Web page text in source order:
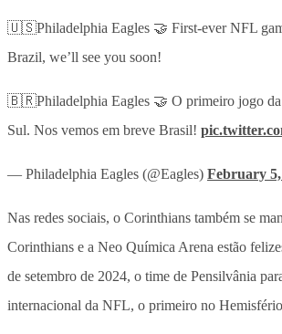
🇺🇸Philadelphia Eagles 🤝 First-ever NFL
Brazil, we’ll see you soon!
🇧🇷Philadelphia Eagles 🤝 O primeiro jogo
Sul. Nos vemos em breve Brasil!
— Philadelphia Eagles (@Eagles) February 5,
Nas redes sociais, o Corinthians também se
Corinthians e a Neo Química Arena estão
de setembro de 2024, o time de Pensilvânia
internacional da NFL, o primeiro no